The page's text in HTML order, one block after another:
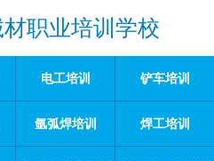
职业培训学校
电工培训 铲车培训
氩弧焊培训 焊工培训